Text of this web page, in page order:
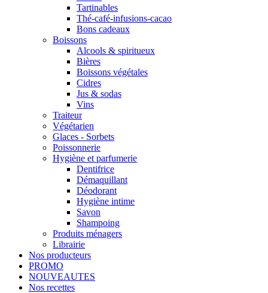
Tartinables
Thé-café-infusions-cacao
Bons cadeaux
Boissons
Alcools & spiritueux
Bières
Boissons végétales
Cidres
Jus & sodas
Vins
Traiteur
Végétarien
Glaces - Sorbets
Poissonnerie
Hygiène et parfumerie
Dentifrice
Démaquillant
Déodorant
Hygiène intime
Savon
Shampoing
Produits ménagers
Librairie
Nos producteurs
PROMO
NOUVEAUTES
Nos recettes